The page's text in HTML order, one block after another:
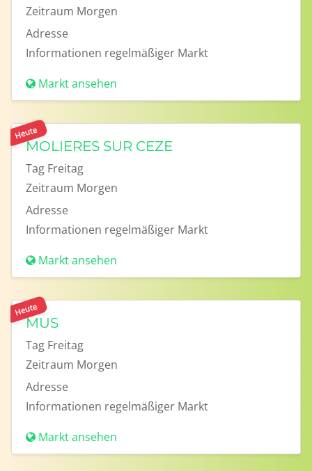
Zeitraum Morgen
Adresse
Informationen regelmäßiger Markt
Markt ansehen
Heute
MOLIERES SUR CEZE
Tag Freitag
Zeitraum Morgen
Adresse
Informationen regelmäßiger Markt
Markt ansehen
Heute
MUS
Tag Freitag
Zeitraum Morgen
Adresse
Informationen regelmäßiger Markt
Markt ansehen